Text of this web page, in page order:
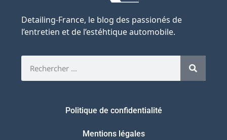
Detailing-France, le blog des passionés de
l’entretien et de l’estéhtique automobile.
Politique de confidentialité
Mentions légales